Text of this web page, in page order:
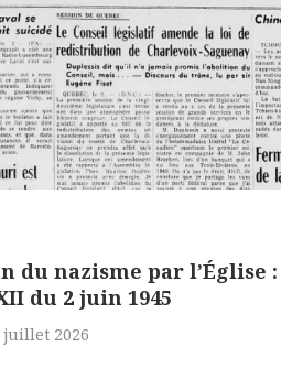
du nazisme par l’Église :
du 2 juin 1945
juillet 2026